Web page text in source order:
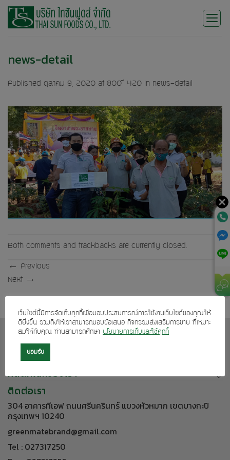
Skip
news-detail
Published ตุลาคม 9, 2020 at 800 × 420 in news-detail
Both comments and trackbacks are currently closed.
←
Previous
Next →
เกี่ยวกับเรา
บริการลูกค้า
ผลิตภัณฑ์ของเรา
ติดต่อเรา
304 อาคารทีเอฟ ถนนศรีนครินทร์ แขวงหัวหมาก เขตบางกะปิ
กรุงเทพฯ 10240
greenmatebrand@gmail.com
Tel : 027317250
เว็บไซต์นี้มีการจัดเก็บคุกกี้เพื่อมอบประสบการณ์การใช้งานเว็บไซต์ของคุณให้
ดียิ่งขึ้น รวมถึงให้เราสามารถมอบข้อเสนอ กิจกรรมส่งเสริมการขาย ที่เหมาะ
สมให้กับคุณ ท่านสามารถศึกษา นโยบายการเก็บและใช้คุกกี้
ยอมรับ